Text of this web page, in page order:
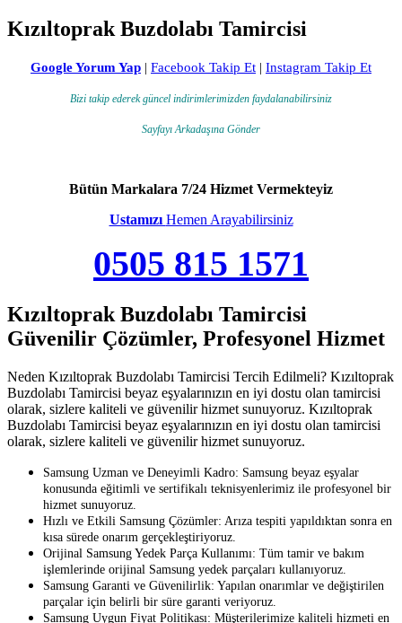
Kızıltoprak Buzdolabı Tamircisi
Google Yorum Yap | Facebook Takip Et | Instagram Takip Et
Bizi takip ederek güncel indirimlerimizden faydalanabilirsiniz
Sayfayı Arkadaşına Gönder
Bütün Markalara 7/24 Hizmet Vermekteyiz
Ustamızı Hemen Arayabilirsiniz
0505 815 1571
Kızıltoprak Buzdolabı Tamircisi
Güvenilir Çözümler, Profesyonel Hizmet
Neden Kızıltoprak Buzdolabı Tamircisi Tercih Edilmeli? Kızıltoprak
Buzdolabı Tamircisi beyaz eşyalarınızın en iyi dostu olan tamircisi
olarak, sizlere kaliteli ve güvenilir hizmet sunuyoruz. Kızıltoprak
Buzdolabı Tamircisi beyaz eşyalarınızın en iyi dostu olan tamircisi
olarak, sizlere kaliteli ve güvenilir hizmet sunuyoruz.
Samsung Uzman ve Deneyimli Kadro: Samsung beyaz eşyalar
konusunda eğitimli ve sertifikalı teknisyenlerimiz ile profesyonel bir
hizmet sunuyoruz.
Hızlı ve Etkili Samsung Çözümler: Arıza tespiti yapıldıktan sonra en
kısa sürede onarım gerçekleştiriyoruz.
Orijinal Samsung Yedek Parça Kullanımı: Tüm tamir ve bakım
işlemlerinde orijinal Samsung yedek parçaları kullanıyoruz.
Samsung Garanti ve Güvenilirlik: Yapılan onarımlar ve değiştirilen
parçalar için belirli bir süre garanti veriyoruz.
Samsung Uygun Fiyat Politikası: Müşterilerimize kaliteli hizmeti en